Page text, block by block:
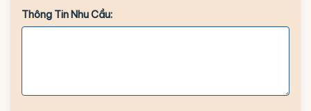
Thông Tin Nhu Cầu: